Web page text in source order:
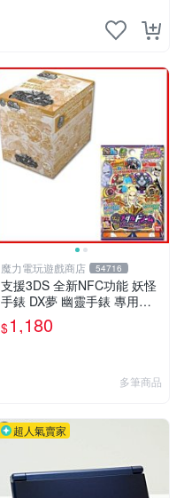
魔力電玩遊戲商店 54716
支援3DS 全新NFC功能 妖怪
手錶 DX夢 幽靈手錶 專用徽
章 夢05 神妖怪 神降臨 整盒2
0包【板橋魔力】
$1,180
多筆商品
超人氣賣家